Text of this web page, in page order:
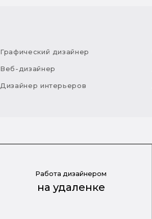
Графический дизайнер
Веб-дизайнер
Дизайнер интерьеров
Работа дизайнером
на удаленке